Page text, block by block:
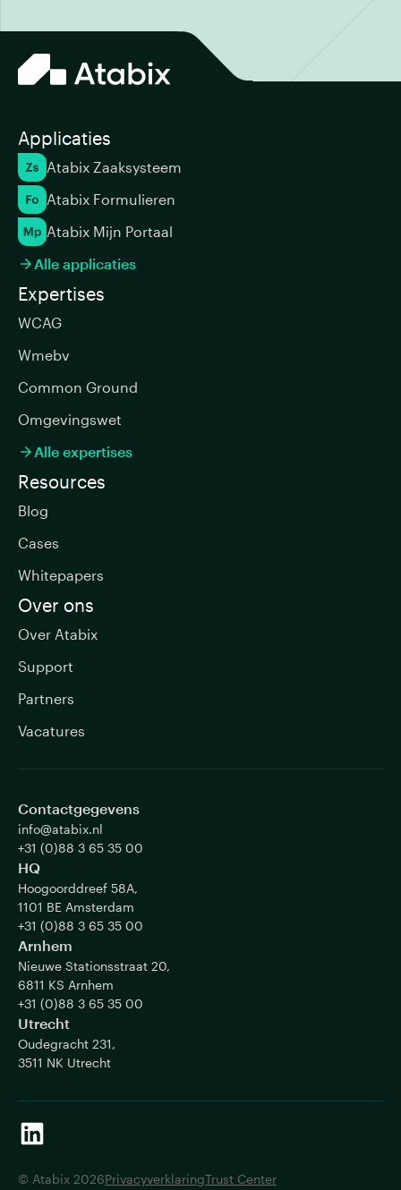
Contactgegevens
info@atabix.nl
+31 (0)88 3 65 35 00
HQ
Hoogoorddreef 58A,
1101 BE Amsterdam
+31 (0)88 3 65 35 00
Arnhem
Nieuwe Stationsstraat 20,
6811 KS Arnhem
+31 (0)88 3 65 35 00
Utrecht
Oudegracht 231,
3511 NK Utrecht
Applicaties
Atabix Zaaksysteem
Atabix Formulieren
Atabix Mijn Portaal
 Alle applicaties
Expertises
WCAG
Wmebv
Common Ground
Omgevingswet
 Alle expertises
Resources
Blog
Cases
Whitepapers
Over ons
Over Atabix
Support
Partners
Vacatures
© Atabix 2026PrivacyverklaringTrust Center